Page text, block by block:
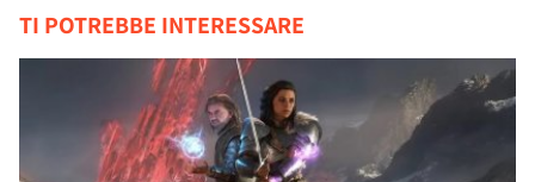
TI POTREBBE INTERESSARE